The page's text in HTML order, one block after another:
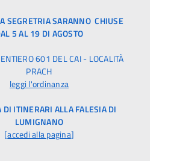
SEGRETRIA SARANNO CHIUSE
5 AL 19 DI AGOSTO
601 DEL CAI - LOCALITÀ
PRACH
leggi l'ordinanza
DI ITINERARI ALLA FALESIA DI
LUMIGNANO
[accedi alla pagina]